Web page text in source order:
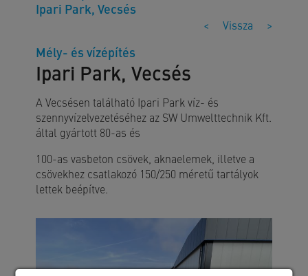
Ipari Park, Vecsés
< Vissza >
Mély- és vízépítés
Ipari Park, Vecsés
A Vecsésen található Ipari Park víz- és
szennyvízelvezetéséhez az SW Umwelttechnik Kft.
által gyártott 80-as és
100-as vasbeton csövek, aknaelemek, illetve a
csövekhez csatlakozó 150/250 méretű tartályok
lettek beépítve.